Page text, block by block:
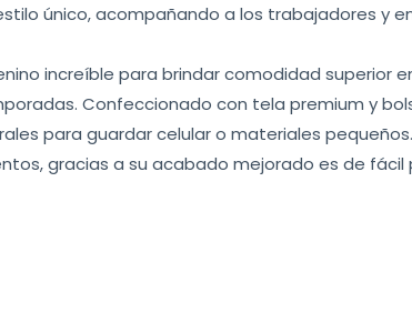
único, acompañando a los trabajadores y
increíble para brindar comodidad superior
Confeccionado con tela premium y
para guardar celular o materiales
gracias a su acabado mejorado es de fácil